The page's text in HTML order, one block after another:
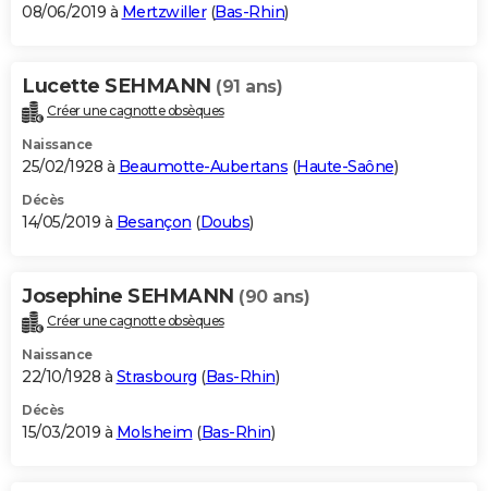
08/06/2019 à Mertzwiller(Bas-Rhin)
Lucette SEHMANN (91 ans)
Créer une cagnotte obsèques
Naissance
25/02/1928 à Beaumotte-Aubertans (Haute-Saône)
Décès
14/05/2019 à Besançon (Doubs)
Josephine SEHMANN (90 ans)
Créer une cagnotte obsèques
Naissance
22/10/1928 à Strasbourg (Bas-Rhin)
Décès
15/03/2019 à Molsheim (Bas-Rhin)